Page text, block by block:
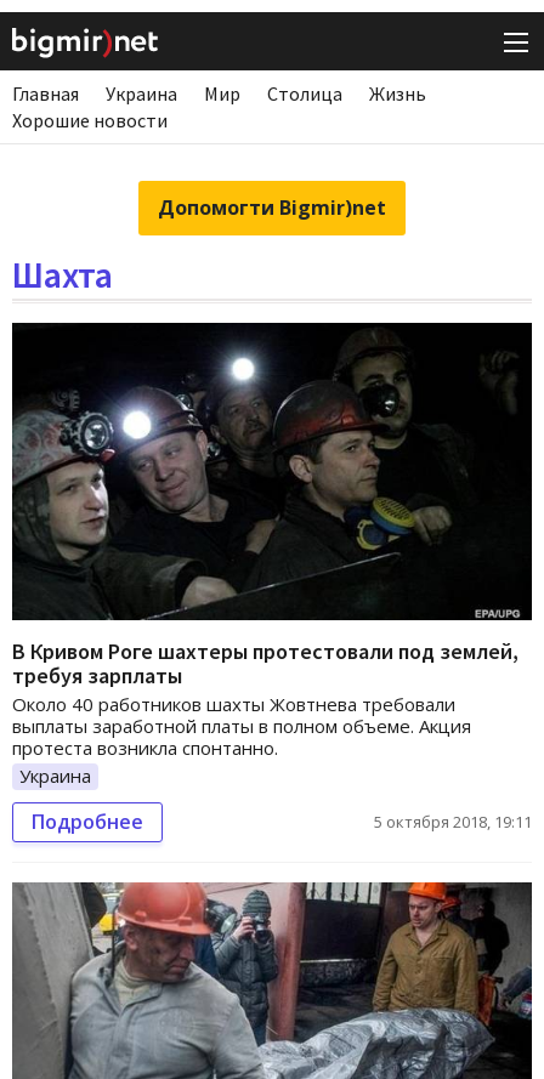
Главная Украина Мир Столица
Жизнь
Хорошие новости
Допомогти Bigmir)net
Шахта
В Кривом Роге шахтеры протестовали под землей,
требуя зарплаты
Около 40 работников шахты Жовтнева требовали
выплаты заработной платы в полном объеме. Акция
протеста возникла спонтанно.
Украина
Подробнее 5 октября 2018, 19:11